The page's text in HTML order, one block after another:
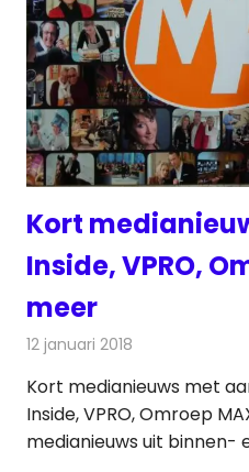
Kort
Inside, VPRO,
meer
12 januari 2018
Kort medianieuws met
Inside, VPRO, Omroep
medianieuws uit binnen-